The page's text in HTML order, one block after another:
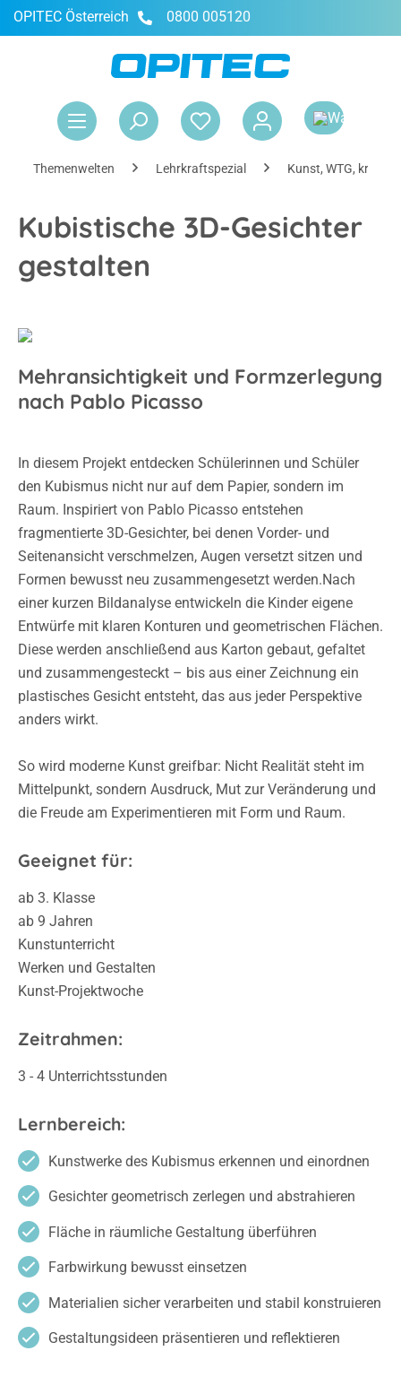
springen
OPITEC Österreich 0800 005120
Themenwelten Lehrkraftspezial Kunst, WTG,
Kubistische 3D-Gesichter
gestalten
Mehransichtigkeit und Formzerlegung
nach Pablo Picasso
In diesem Projekt entdecken Schülerinnen und Schüler
den Kubismus nicht nur auf dem Papier, sondern im
Raum. Inspiriert von Pablo Picasso entstehen
fragmentierte 3D-Gesichter, bei denen Vorder- und
Seitenansicht verschmelzen, Augen versetzt sitzen und
Formen bewusst neu zusammengesetzt werden.Nach
einer kurzen Bildanalyse entwickeln die Kinder eigene
Entwürfe mit klaren Konturen und geometrischen Flächen.
Diese werden anschließend aus Karton gebaut, gefaltet
und zusammengesteckt – bis aus einer Zeichnung ein
plastisches Gesicht entsteht, das aus jeder Perspektive
anders wirkt.
So wird moderne Kunst greifbar: Nicht Realität steht im
Mittelpunkt, sondern Ausdruck, Mut zur Veränderung und
die Freude am Experimentieren mit Form und Raum.
Geeignet für:
ab 3. Klasse
ab 9 Jahren
Kunstunterricht
Werken und Gestalten
Kunst-Projektwoche
Zeitrahmen:
3 - 4 Unterrichtsstunden
Lernbereich:
Kunstwerke des Kubismus erkennen und einordnen
Gesichter geometrisch zerlegen und abstrahieren
Fläche in räumliche Gestaltung überführen
Farbwirkung bewusst einsetzen
Materialien sicher verarbeiten und stabil konstruieren
Gestaltungsideen präsentieren und reflektieren